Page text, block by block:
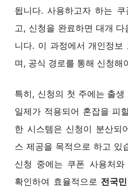
됩니다. 사용하고자 하는
고, 신청을 완료하면 대개
니다. 이 과정에서 개인정보
며, 공식 경로를 통해 신청해
특히, 신청의 첫 주에는 출생
일제가 적용되어 혼잡을 피
한 시스템은 신청이 분산되
스 제공을 목적으로 하고 있
신청 중에는 쿠폰 사용처와
확인하여 효율적으로 전국